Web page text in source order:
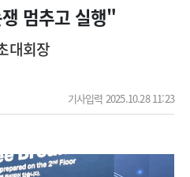
모집멈추고 실행"
대회장
기사입력 2025.10.28 11:23